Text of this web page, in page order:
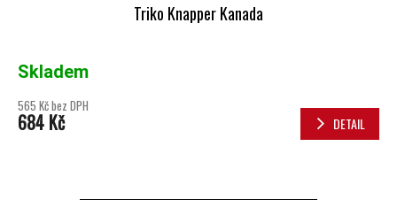
Triko Knapper Kanada
Skladem
565 Kč bez DPH
684 Kč DETAIL